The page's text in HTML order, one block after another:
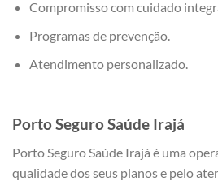
Compromisso com cuidado
Programas de prevenção.
Atendimento personalizado.
Porto Seguro Saúde Irajá
Porto Seguro Saúde Irajá é uma
qualidade dos seus planos e pelo